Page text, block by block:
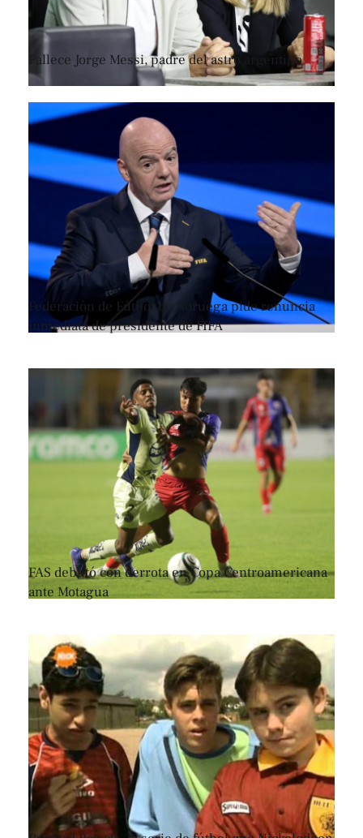
Fallece Jorge Messi, padre del astro argentino
Federación de Fútbol de Noruega pide renuncia
inmediata de presidente de FIFA
FAS debutó con derrota en Copa Centroamericana
ante Motagua